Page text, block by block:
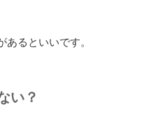
るといいです。
い？